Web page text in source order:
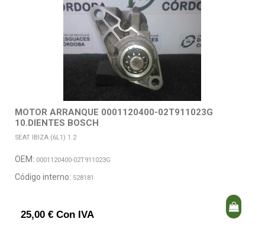
MOTOR ARRANQUE 0001120400-02T911023G
10.DIENTES BOSCH
SEAT IBIZA (6L1) 1.2
OEM: 0001120400-02T911023G
Código interno: 528181
25,00 € Con IVA